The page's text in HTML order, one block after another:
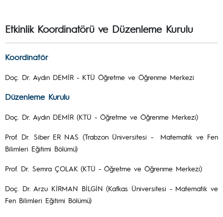
Etkinlik Koordinatörü ve Düzenleme Kurulu
Koordinatör
Doç. Dr. Aydın DEMİR - KTÜ Öğretme ve Öğrenme Merkezi
Düzenleme Kurulu
Doç. Dr. Aydın DEMİR (KTÜ - Öğretme ve Öğrenme Merkezi)
Prof. Dr. Siber ER NAS (Trabzon Üniversitesi - Matematik ve Fen
Bilimleri Eğitimi Bölümü)
Prof. Dr. Semra ÇOLAK (KTÜ - Öğretme ve Öğrenme Merkezi)
Doç. Dr. Arzu KİRMAN BİLGİN (Kafkas Üniversitesi - Matematik ve
Fen Bilimleri Eğitimi Bölümü)